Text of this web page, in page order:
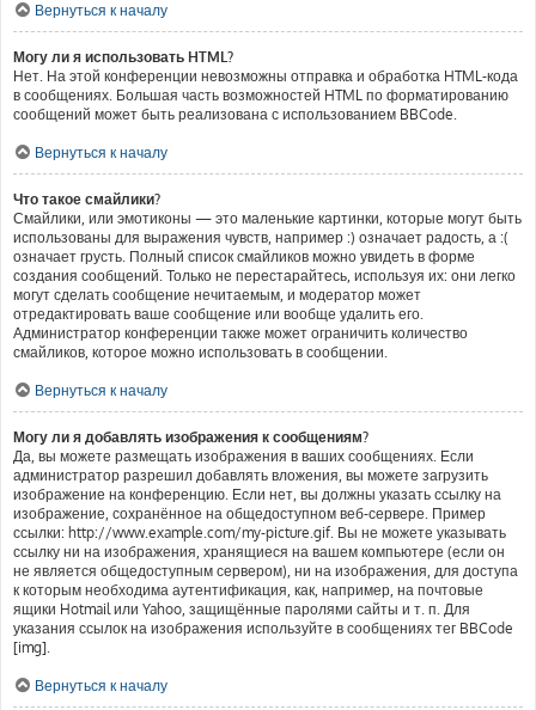
Вернуться к началу
Могу ли я использовать HTML?
Нет. На этой конференции невозможны отправка и обработка HTML-кода
в сообщениях. Большая часть возможностей HTML по форматированию
сообщений может быть реализована с использованием BBCode.
Вернуться к началу
Что такое смайлики?
Смайлики, или эмотиконы — это маленькие картинки, которые могут быть
использованы для выражения чувств, например :) означает радость, а :(
означает грусть. Полный список смайликов можно увидеть в форме
создания сообщений. Только не перестарайтесь, используя их: они легко
могут сделать сообщение нечитаемым, и модератор может
отредактировать ваше сообщение или вообще удалить его.
Администратор конференции также может ограничить количество
смайликов, которое можно использовать в сообщении.
Вернуться к началу
Могу ли я добавлять изображения к сообщениям?
Да, вы можете размещать изображения в ваших сообщениях. Если
администратор разрешил добавлять вложения, вы можете загрузить
изображение на конференцию. Если нет, вы должны указать ссылку на
изображение, сохранённое на общедоступном веб-сервере. Пример
ссылки: http://www.example.com/my-picture.gif. Вы не можете указывать
ссылку ни на изображения, хранящиеся на вашем компьютере (если он
не является общедоступным сервером), ни на изображения, для доступа
к которым необходима аутентификация, как, например, на почтовые
ящики Hotmail или Yahoo, защищённые паролями сайты и т. п. Для
указания ссылок на изображения используйте в сообщениях тег BBCode
[img].
Вернуться к началу